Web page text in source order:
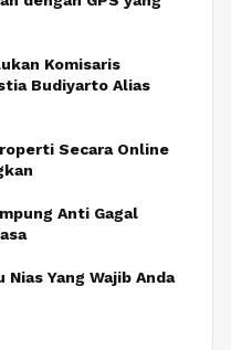
Komisaris
Budiyarto Alias
Secara Online
Anti Gagal
Yang Wajib Anda